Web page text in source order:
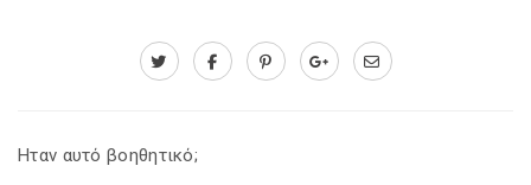
Ηταν αυτό βοηθητικό;